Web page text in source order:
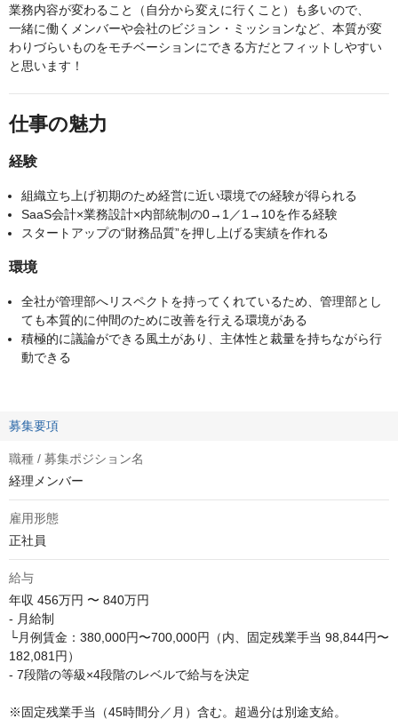
業務内容が変わること（自分から変えに行くこと）も多いので、
一緒に働くメンバーや会社のビジョン・ミッションなど、本質が変
わりづらいものをモチベーションにできる方だとフィットしやすい
と思います！
仕事の魅力
経験
組織立ち上げ初期のため経営に近い環境での経験が得られる
SaaS会計×業務設計×内部統制の0→1／1→10を作る経験
スタートアップの“財務品質”を押し上げる実績を作れる
環境
全社が管理部へリスペクトを持ってくれているため、管理部とし
ても本質的に仲間のために改善を行える環境がある
積極的に議論ができる風土があり、主体性と裁量を持ちながら行
動できる
募集要項
職種 / 募集ポジション名
経理メンバー
雇用形態
正社員
給与
年収 456万円 〜 840万円
- 月給制
└月例賃金：380,000円〜700,000円（内、固定残業手当 98,844円〜
182,081円）
- 7段階の等級×4段階のレベルで給与を決定
※固定残業手当（45時間分／月）含む。超過分は別途支給。